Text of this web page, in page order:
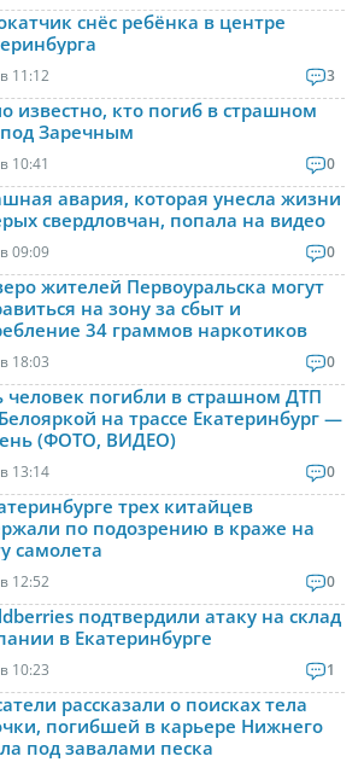
снёс ребёнка в центре
11:12 3
известно, кто погиб в страшном
Заречным
10:41 0
авария, которая унесла жизни
свердловчан, попала на видео
09:09 0
жителей Первоуральска могут
на зону за сбыт и
34 граммов наркотиков
18:03 0
человек погибли в страшном ДТП
на трассе Екатеринбург —
(ФОТО, ВИДЕО)
13:14 0
трех китайцев
по подозрению в краже на
самолета
12:52 0
подтвердили атаку на склад
в Екатеринбурге
10:23 1
рассказали о поисках тела
погибшей в карьере Нижнего
под завалами песка